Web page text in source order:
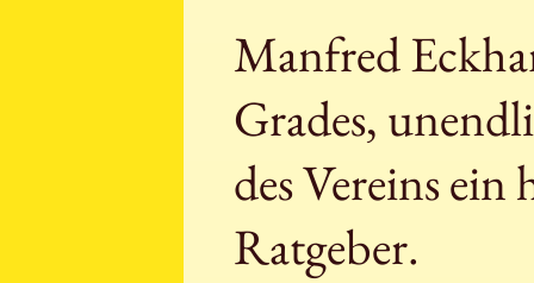
Manfred
Grades,
des Vereins
Ratgeber.